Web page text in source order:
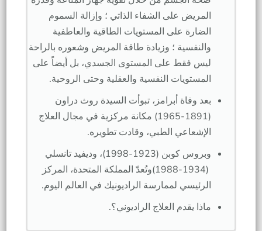
المريض على الشفاء الذاتي ؛ وإزالة السموم
الضارة على المستويات الطاقية والعاطفية
والنفسية ؛ وزيادة طاقة المريض وشعوره بالراحة
ليس فقط على المستوى الجسدي، بل أيضاً على
المستويات النفسية والعقلية وحتى الروحية.
بعد وفاة أبرامز، تبوأت السيدة روث دراون
(1891-1965) مكانة مركزية في مجال العلاج
الإشعاعي الطبي، وقادت تطويره.
وبروس كوبن (1923-1998)، وديفيد تانسلي
(1934-1988)وتُعدّ المملكة المتحدة، المركز
الرئيسي لممارسة الراديونيك في العالم اليوم.
ماذا يقدم العلاج الراديوني؟.